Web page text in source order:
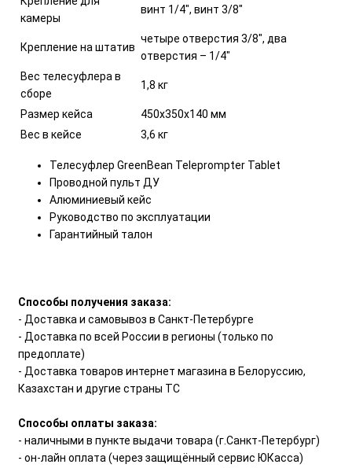
камеры
винт 1/4", винт 3/8"
Крепление на штатив
четыре отверстия 3/8", два
отверстия – 1/4"
Вес телесуфлера в
сборе
1,8 кг
Размер кейса
450х350х140 мм
Вес в кейсе
3,6 кг
Телесуфлер GreenBean Teleprompter Tablet
Проводной пульт ДУ
Алюминиевый кейс
Руководство по эксплуатации
Гарантийный талон
Способы получения заказа:
- Доставка и самовывоз в Санкт-Петербурге
- Доставка по всей России в регионы (только по
предоплате)
- Доставка товаров интернет магазина в Белоруссию,
Казахстан и другие страны ТС
Способы оплаты заказа:
- наличными в пункте выдачи товара (г.Санкт-Петербург)
- он-лайн оплата (через защищённый сервис ЮКасса)